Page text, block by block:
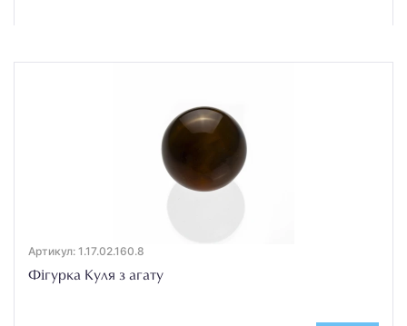
Артикул: 1.17.02.160.8
Фігурка Куля з агату